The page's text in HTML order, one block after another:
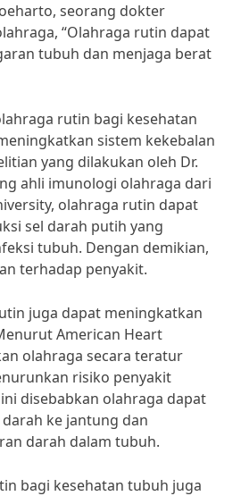
seorang dokter
“Olahraga rutin dapat
tubuh dan menjaga berat
rutin bagi kesehatan
sistem kekebalan
yang dilakukan oleh Dr.
ahli imunologi olahraga dari
olahraga rutin dapat
sel darah putih yang
tubuh. Dengan demikian,
terhadap penyakit.
juga dapat meningkatkan
American Heart
olahraga secara teratur
risiko penyakit
disebabkan olahraga dapat
ke jantung dan
darah dalam tubuh.
bagi kesehatan tubuh juga